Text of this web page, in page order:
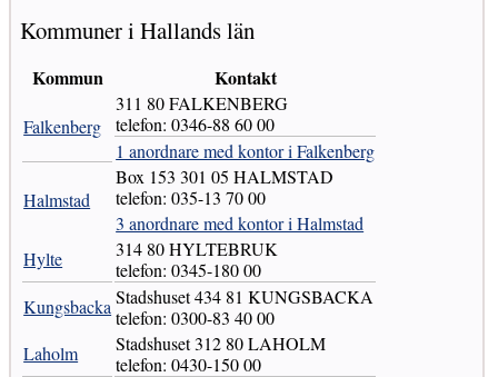
Kommuner i Hallands län
Kommun Kontakt
Falkenberg
311 80 FALKENBERG
telefon: 0346-88 60 00
1 anordnare med kontor i Falkenberg
Halmstad
Box 153 301 05 HALMSTAD
telefon: 035-13 70 00
3 anordnare med kontor i Halmstad
Hylte
314 80 HYLTEBRUK
telefon: 0345-180 00
Kungsbacka Stadshuset 434 81 KUNGSBACKA
telefon: 0300-83 40 00
Laholm
Stadshuset 312 80 LAHOLM
telefon: 0430-150 00